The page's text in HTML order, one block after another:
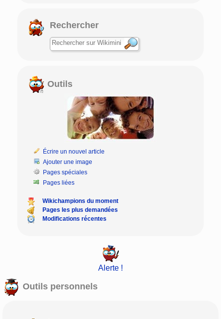
Rechercher
Outils
Écrire un nouvel article
Ajouter une image
Pages spéciales
Pages liées
Wikichampions du moment
Pages les plus demandées
Modifications récentes
Alerte !
Outils personnels